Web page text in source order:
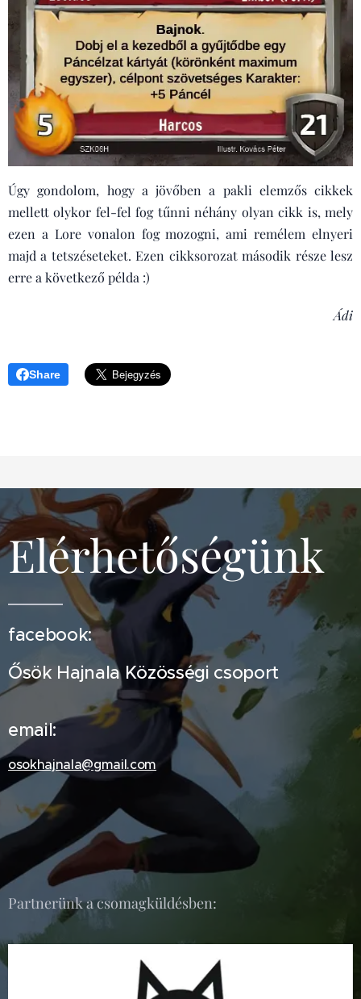
Úgy gondolom, hogy a jövőben a pakli elemzős cikkek
mellett olykor fel-fel fog tűnni néhány olyan cikk is, mely
ezen a Lore vonalon fog mozogni, ami remélem elnyeri
majd a tetszéseteket. Ezen cikksorozat második része lesz
erre a következő példa :)
Ádi
Share
Elérhetőségünk
facebook:
Ősök Hajnala Közösségi csoport
email:
osokhajnala@gmail.com
Partnerünk a csomagküldésben: